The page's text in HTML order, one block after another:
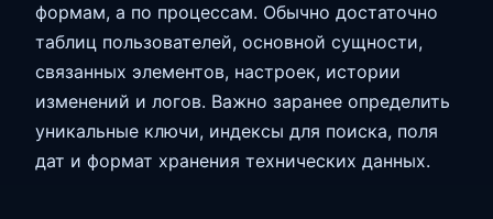
формам, а по процессам. Обычно достаточно
таблиц пользователей, основной сущности,
связанных элементов, настроек, истории
изменений и логов. Важно заранее определить
уникальные ключи, индексы для поиска, поля
дат и формат хранения технических данных.